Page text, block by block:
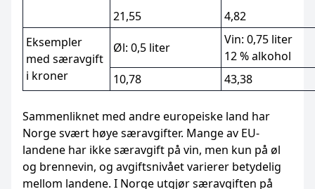
21,55
4,82
Eksempler
med særavgift
i kroner
Øl: 0,5 liter
Vin: 0,75 liter
12 % alkohol
10,78
43,38
Sammenliknet med andre europeiske land har
Norge svært høye særavgifter. Mange av EU-
landene har ikke særavgift på vin, men kun på øl
og brennevin, og avgiftsnivået varierer betydelig
mellom landene. I Norge utgjør særavgiften på